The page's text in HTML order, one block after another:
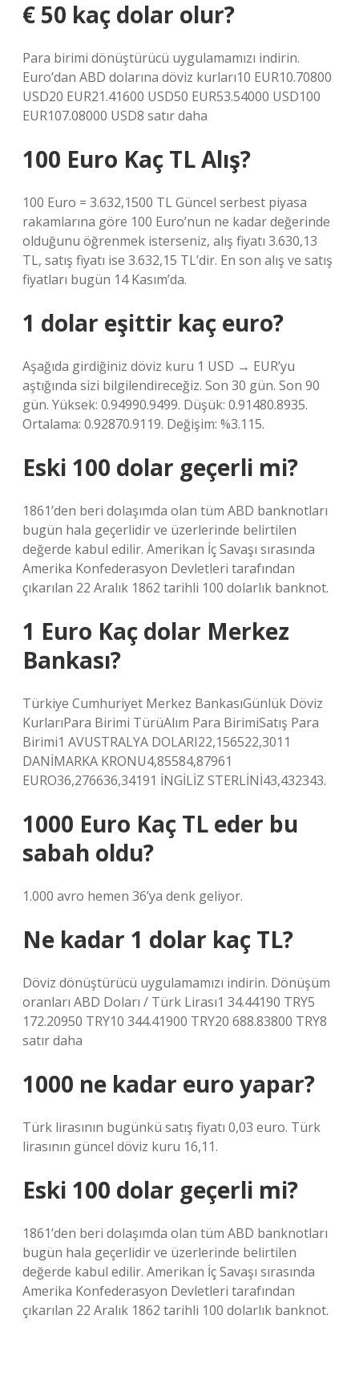
€ 50 kaç dolar olur?
Para birimi dönüştürücü uygulamamızı indirin.
Euro’dan ABD dolarına döviz kurları10 EUR10.70800
USD20 EUR21.41600 USD50 EUR53.54000 USD100
EUR107.08000 USD8 satır daha
100 Euro Kaç TL Alış?
100 Euro = 3.632,1500 TL Güncel serbest piyasa
rakamlarına göre 100 Euro’nun ne kadar değerinde
olduğunu öğrenmek isterseniz, alış fiyatı 3.630,13
TL, satış fiyatı ise 3.632,15 TL’dir. En son alış ve satış
fiyatları bugün 14 Kasım’da.
1 dolar eşittir kaç euro?
Aşağıda girdiğiniz döviz kuru 1 USD → EUR’yu
aştığında sizi bilgilendireceğiz. Son 30 gün. Son 90
gün. Yüksek: 0.94990.9499. Düşük: 0.91480.8935.
Ortalama: 0.92870.9119. Değişim: %3.115.
Eski 100 dolar geçerli mi?
1861’den beri dolaşımda olan tüm ABD banknotları
bugün hala geçerlidir ve üzerlerinde belirtilen
değerde kabul edilir. Amerikan İç Savaşı sırasında
Amerika Konfederasyon Devletleri tarafından
çıkarılan 22 Aralık 1862 tarihli 100 dolarlık banknot.
1 Euro Kaç dolar Merkez
Bankası?
Türkiye Cumhuriyet Merkez BankasıGünlük Döviz
KurlarıPara Birimi TürüAlım Para BirimiSatış Para
Birimi1 AVUSTRALYA DOLARI22,156522,3011
DANİMARKA KRONU4,85584,87961
EURO36,276636,34191 İNGİLİZ STERLİNİ43,432343.
1000 Euro Kaç TL eder bu
sabah oldu?
1.000 avro hemen 36’ya denk geliyor.
Ne kadar 1 dolar kaç TL?
Döviz dönüştürücü uygulamamızı indirin. Dönüşüm
oranları ABD Doları / Türk Lirası1 34.44190 TRY5
172.20950 TRY10 344.41900 TRY20 688.83800 TRY8
satır daha
1000 ne kadar euro yapar?
Türk lirasının bugünkü satış fiyatı 0,03 euro. Türk
lirasının güncel döviz kuru 16,11.
Eski 100 dolar geçerli mi?
1861’den beri dolaşımda olan tüm ABD banknotları
bugün hala geçerlidir ve üzerlerinde belirtilen
değerde kabul edilir. Amerikan İç Savaşı sırasında
Amerika Konfederasyon Devletleri tarafından
çıkarılan 22 Aralık 1862 tarihli 100 dolarlık banknot.